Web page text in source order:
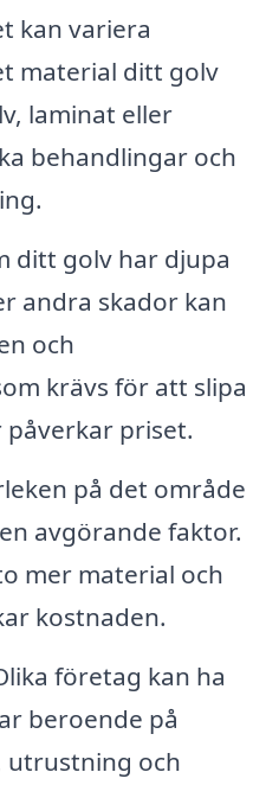
kan variera
material ditt golv
laminat eller
behandlingar och
ditt golv har djupa
andra skador kan
och
krävs för att slipa
priset.
på det område
avgörande faktor.
mer material och
kostnaden.
företag kan ha
beroende på
utrustning och